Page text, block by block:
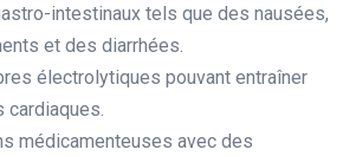
intestinaux tels que des nausées,
et des diarrhées.
électrolytiques pouvant entraîner
cardiaques.
médicamenteuses avec des